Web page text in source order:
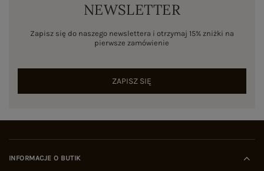
NEWSLETTER
Zapisz się do naszego newslettera i otrzymaj 15% zniżki na
pierwsze zamówienie
ZAPISZ SIĘ
INFORMACJE O BUTIK